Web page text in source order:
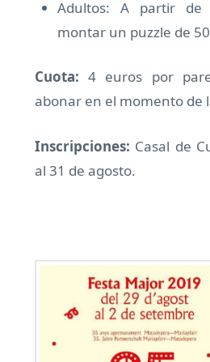
Adultos: A partir de
montar un puzzle de
Cuota: 4 euros por
abonar en el momento de
Inscripciones: Casal de
al 31 de agosto.